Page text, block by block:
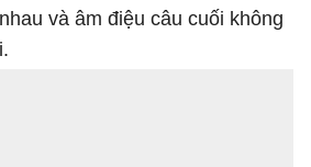
và âm điệu câu cuối không